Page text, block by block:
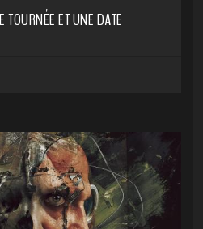
ET UNE DATE